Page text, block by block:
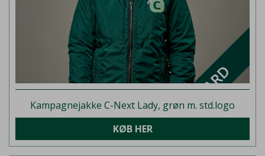
Kampagnejakke C-Next Lady, grøn m. std.logo
KØB HER